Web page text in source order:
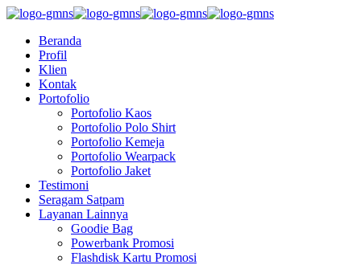
Beranda
Profil
Klien
Kontak
Portofolio
Portofolio Kaos
Portofolio Polo Shirt
Portofolio Kemeja
Portofolio Wearpack
Portofolio Jaket
Testimoni
Seragam Satpam
Layanan Lainnya
Goodie Bag
Powerbank Promosi
Flashdisk Kartu Promosi